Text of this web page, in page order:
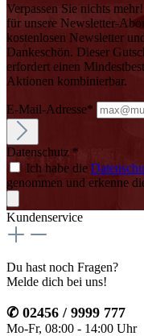
Verpassen Sie nichts
für unsere Newsletter-
kostenlosen Newsletter
Dankeschön. Dieser
erfordert einen
Aktionen kombinierbar.
E-Mail-Adresse*
Datenschutz *
Ich habe die
genommen und erkenne
Kundenservice
Du hast noch Fragen?
Melde dich bei uns!
✆ 02456 / 9999 777
Mo-Fr, 08:00 - 14:00 Uhr